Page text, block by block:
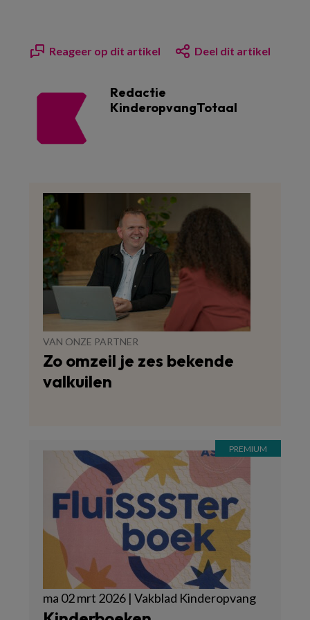
Reageer op dit artikel Deel dit artikel
Redactie
KinderopvangTotaal
VAN ONZE PARTNER
Zo omzeil je zes bekende
valkuilen
ma 02 mrt 2026 | Vakblad Kinderopvang